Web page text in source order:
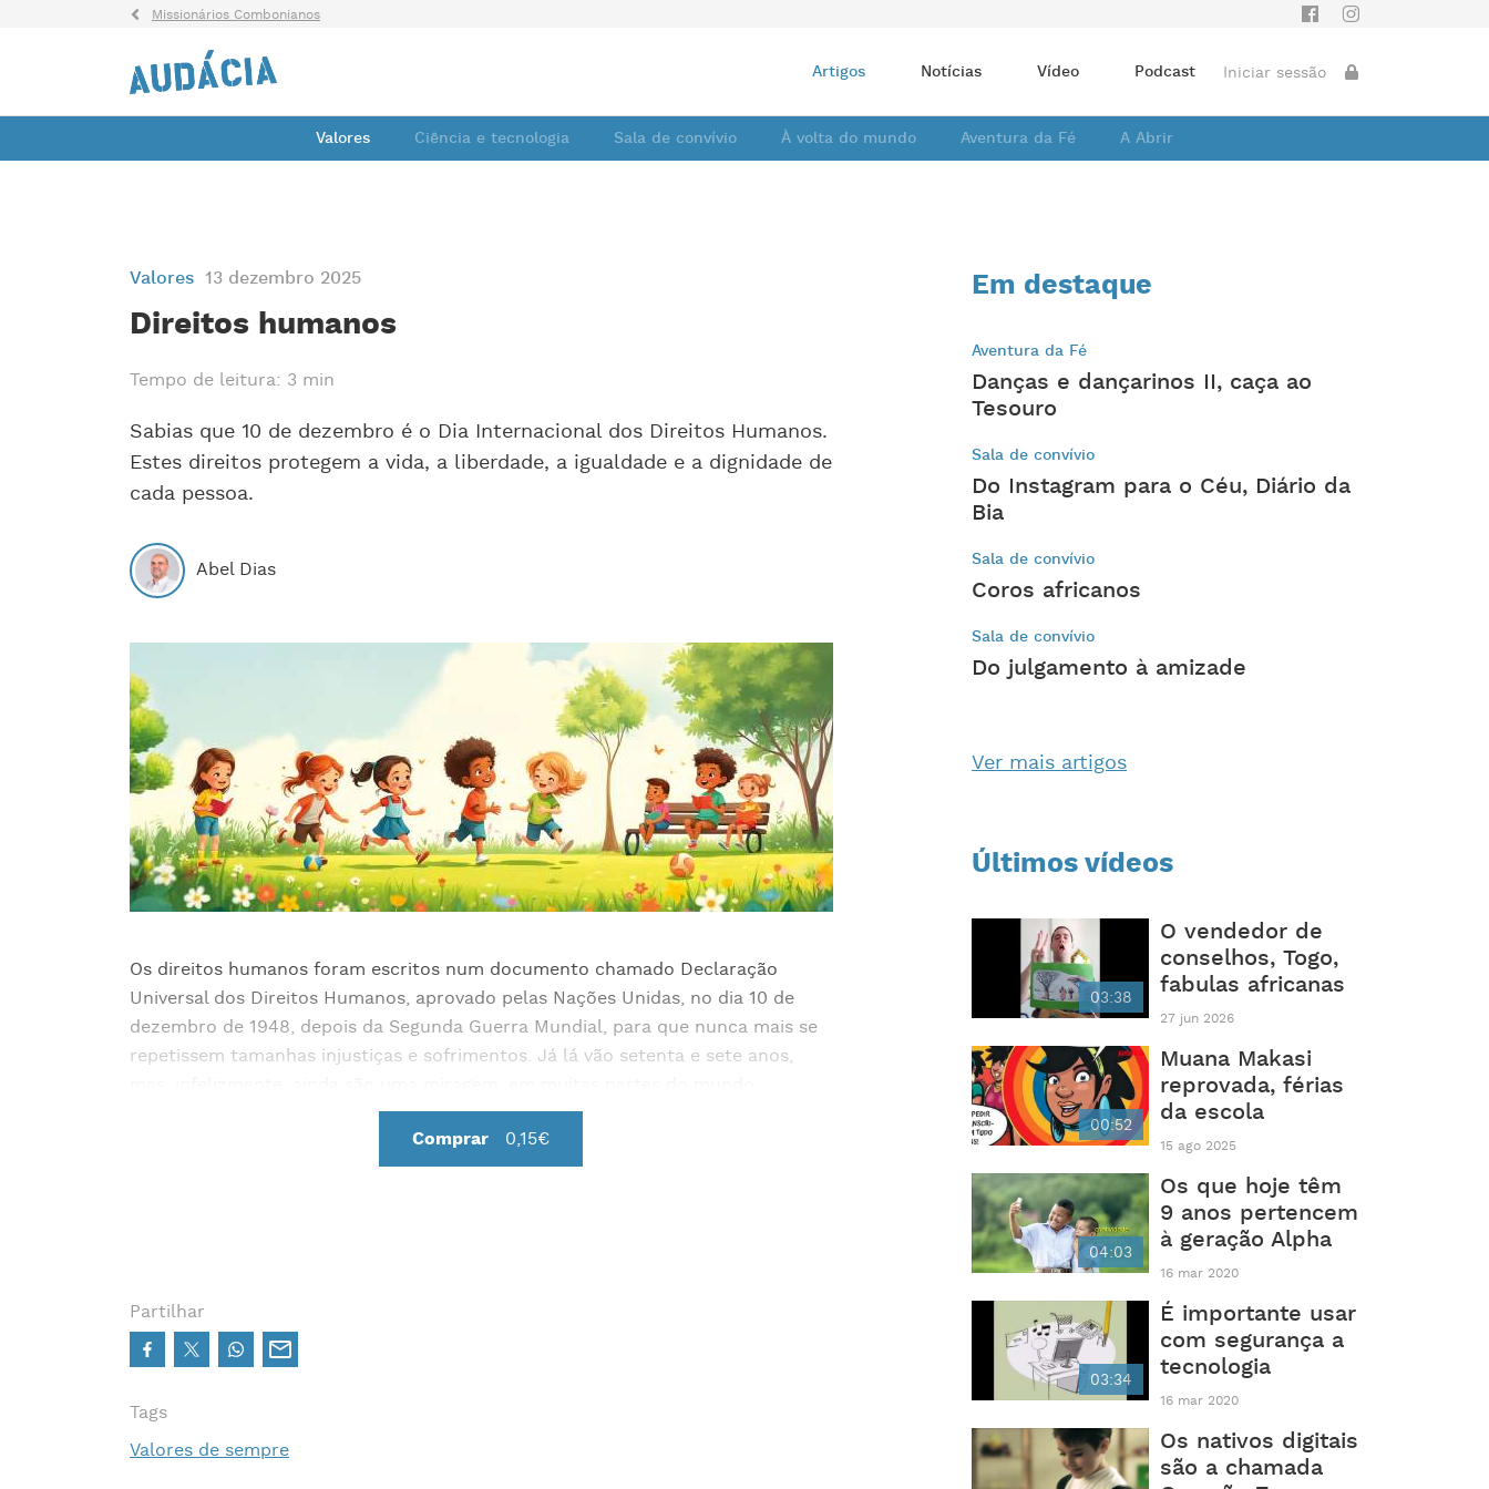
Missionários Combonianos
Artigos Notícias Vídeo Podcast Iniciar sessão
Valores Ciência e tecnologia Sala de convívio À volta do mundo Aventura da Fé A Abrir
Valores 13 dezembro 2025
Direitos humanos
Tempo de leitura: 3 min
Sabias que 10 de dezembro é o Dia Internacional dos Direitos Humanos.
Estes direitos protegem a vida, a liberdade, a igualdade e a dignidade de
cada pessoa.
Abel Dias
Os direitos humanos foram escritos num documento chamado Declaração
Universal dos Direitos Humanos, aprovado pelas Nações Unidas, no dia 10 de
dezembro de 1948, depois da Segunda Guerra Mundial, para que nunca mais se
repetissem tamanhas injustiças e sofrimentos. Já lá vão setenta e sete anos,
Comprar 0,15€
Partilhar
Tags
Valores de sempre
Em destaque
Aventura da Fé
Danças e dançarinos II, caça ao
Tesouro
Sala de convívio
Do Instagram para o Céu, Diário da
Bia
Sala de convívio
Coros africanos
Sala de convívio
Do julgamento à amizade
Ver mais artigos
Últimos vídeos
03:38
O vendedor de
conselhos, Togo,
fabulas africanas
27 jun 2026
00:52
Muana Makasi
reprovada, férias
da escola
15 ago 2025
04:03
Os que hoje têm
9 anos pertencem
à geração Alpha
16 mar 2020
03:34
É importante usar
com segurança a
tecnologia
16 mar 2020
Os nativos digitais
são a chamada